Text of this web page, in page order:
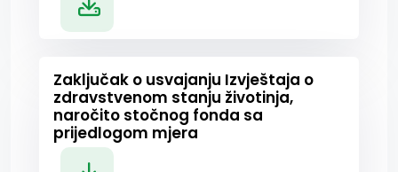
Zaključak o usvajanju Izvještaja o
zdravstvenom stanju životinja,
naročito stočnog fonda sa
prijedlogom mjera